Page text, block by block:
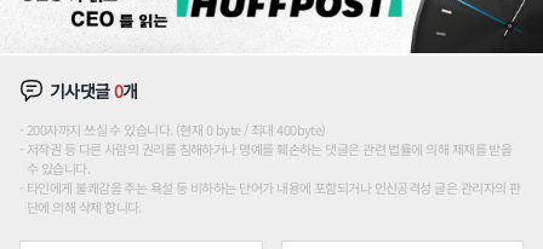
기사댓글0개
200자까지 쓰실 수 있습니다. (현재 0 byte / 최대 400byte)
저작권 등 다른 사람의 권리를 침해하거나 명예를 훼손하는 댓글은 관련 법률에 의해 제재를 받을
수 있습니다.
타인에게 불쾌감을 주는 욕설 등 비하하는 단어가 내용에 포함되거나 인신공격성 글은 관리자의 판
단에 의해 삭제 합니다.